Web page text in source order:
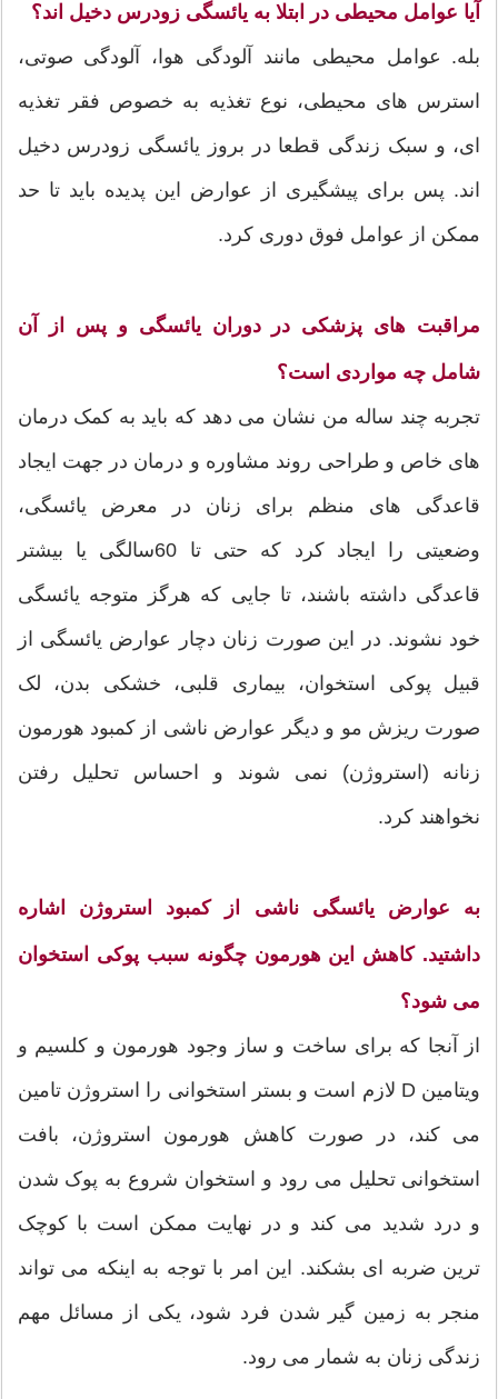
آیا عوامل محیطی در ابتلا به یائسگی زودرس دخیل اند؟
بله. عوامل محیطی مانند آلودگی هوا، آلودگی صوتی،
استرس های محیطی، نوع تغذیه به خصوص فقر تغذیه
ای، و سبک زندگی قطعا در بروز یائسگی زودرس دخیل
اند. پس برای پیشگیری از عوارض این پدیده باید تا حد
ممکن از عوامل فوق دوری کرد.
مراقبت های پزشکی در دوران یائسگی و پس از آن
شامل چه مواردی است؟
تجربه چند ساله من نشان می دهد که باید به کمک درمان
های خاص و طراحی روند مشاوره و درمان در جهت ایجاد
قاعدگی های منظم برای زنان در معرض یائسگی،
وضعیتی را ایجاد کرد که حتی تا 60سالگی یا بیشتر
قاعدگی داشته باشند، تا جایی که هرگز متوجه یائسگی
خود نشوند. در این صورت زنان دچار عوارض یائسگی از
قبیل پوکی استخوان، بیماری قلبی، خشکی بدن، لک
صورت ریزش مو و دیگر عوارض ناشی از کمبود هورمون
زنانه (استروژن) نمی شوند و احساس تحلیل رفتن
نخواهند کرد.
به عوارض یائسگی ناشی از کمبود استروژن اشاره
داشتید. کاهش این هورمون چگونه سبب پوکی استخوان
می شود؟
از آنجا که برای ساخت و ساز وجود هورمون و کلسیم و
ویتامین D لازم است و بستر استخوانی را استروژن تامین
می کند، در صورت کاهش هورمون استروژن، بافت
استخوانی تحلیل می رود و استخوان شروع به پوک شدن
و درد شدید می کند و در نهایت ممکن است با کوچک
ترین ضربه ای بشکند. این امر با توجه به اینکه می تواند
منجر به زمین گیر شدن فرد شود، یکی از مسائل مهم
زندگی زنان به شمار می رود.